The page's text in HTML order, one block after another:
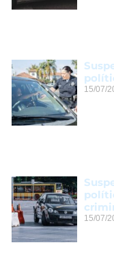
15/07/
15/07/